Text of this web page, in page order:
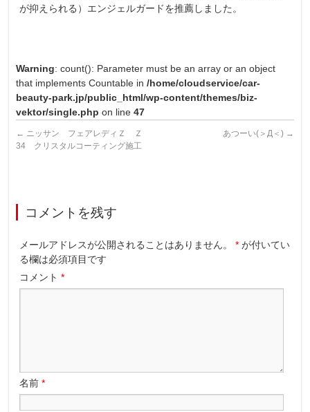
が抑えられる）エンジェルガードを推薦しました。
Warning: count(): Parameter must be an array or an object
that implements Countable in/home/cloudservice/car-
beauty-park.jp/public_html/wp-content/themes/biz-
vektor/single.php on line47
← ニッサン フェアレディＺ Ｚ
34 クリスタルコーティング施工
あつーい(＞Д＜) →
コメントを残す
メールアドレスが公開されることはありません。 * が付いてい
る欄は必須項目です
コメント*
名前*